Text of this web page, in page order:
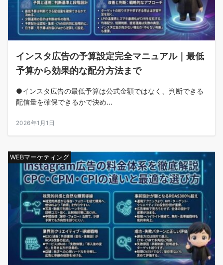
インスタ広告の予算設定完全マニュアル｜最低
予算から効果的な配分方法まで
●インスタ広告の最低予算は公式金額ではなく、判断できる
配信量を確保できるかで決め...
2026年1月1日
WEBマーケティング